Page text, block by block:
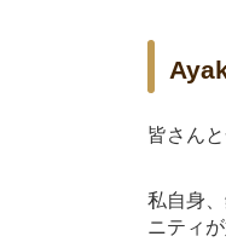
皆さん
私自身
ニティ